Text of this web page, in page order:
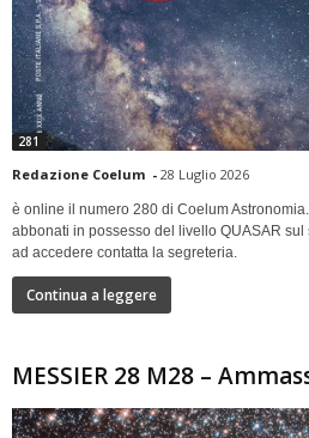
281
Redazione Coelum - 28 Luglio 2026
è online il numero 280 di Coelum
abbonati in possesso del livello QUASAR
ad accedere contatta la segreteria.
Continua a leggere
MESSIER 28 M28 –